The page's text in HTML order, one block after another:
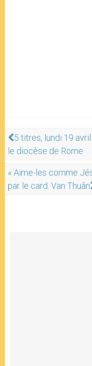
5 titres, lundi 19
le diocèse de Rome
« Aime-les comme
par le card. Van Thuân